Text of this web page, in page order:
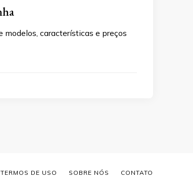
características e preços
TERMOS DE USO SOBRE NÓS CONTATO